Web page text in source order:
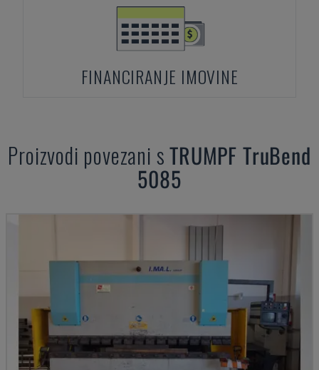
FINANCIRANJE IMOVINE
Proizvodi povezani sTRUMPF TruBend
5085